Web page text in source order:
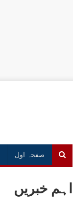
صفحہ اول
اہم خبریں